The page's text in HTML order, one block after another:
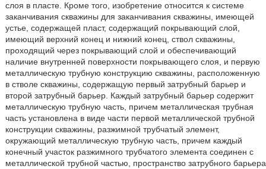
слоя в пласте. Кроме того, изобретение относится к системе
заканчивания скважины для заканчивания скважины, имеющей
устье, содержащей пласт, содержащий покрывающий слой,
имеющий верхний конец и нижний конец, ствол скважины,
проходящий через покрывающий слой и обеспечивающий
наличие внутренней поверхности покрывающего слоя, и первую
металлическую трубную конструкцию скважины, расположенную
в стволе скважины, содержащую первый затрубный барьер и
второй затрубный барьер. Каждый затрубный барьер содержит
металлическую трубную часть, причем металлическая трубная
часть установлена в виде части первой металлической трубной
конструкции скважины, разжимной трубчатый элемент,
окружающий металлическую трубную часть, причем каждый
конечный участок разжимного трубчатого элемента соединен с
металлической трубной частью, пространство затрубного барьера